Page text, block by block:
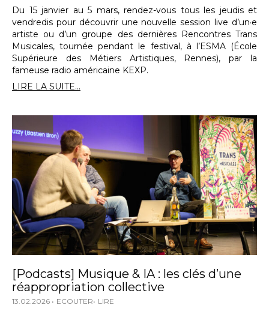
Du 15 janvier au 5 mars, rendez-vous tous les jeudis et
vendredis pour découvrir une nouvelle session live d’un·e
artiste ou d’un groupe des dernières Rencontres Trans
Musicales, tournée pendant le festival, à l’ESMA (École
Supérieure des Métiers Artistiques, Rennes), par la
fameuse radio américaine KEXP.
LIRE LA SUITE...
[Podcasts] Musique & IA : les clés d’une
réappropriation collective
13.02.2026 ECOUTER LIRE